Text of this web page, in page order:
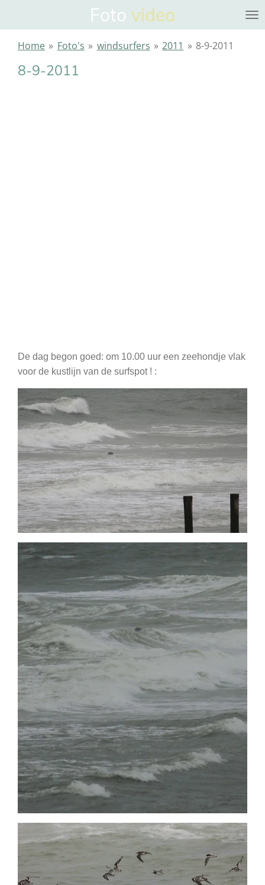
naar
hoofdinhoud
Foto video
Home » Foto's » windsurfers » 2011 » 8-9-2011
8-9-2011
De dag begon goed: om 10.00 uur een zeehondje vlak
voor de kustlijn van de surfspot ! :